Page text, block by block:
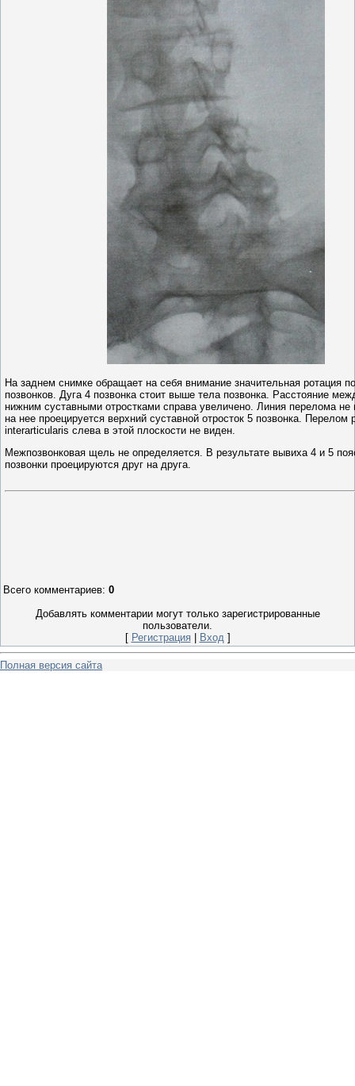
На заднем снимке обращает на себя внимание значительная ротация
позвонков. Дуга 4 позвонка стоит выше тела позвонка. Расстояние
нижним суставными отростками справа увеличено. Линия перелома не
на нее проецируется верхний суставной отросток 5 позвонка. Перелом
interarticularis слева в этой плоскости не виден.
Межпозвонковая щель не определяется. В результате вывиха 4 и 5
позвонки проецируются друг на друга.
Всего комментариев: 0
Добавлять комментарии могут только зарегистрированные
пользователи.
[ Регистрация| Вход]
Полная версия сайта